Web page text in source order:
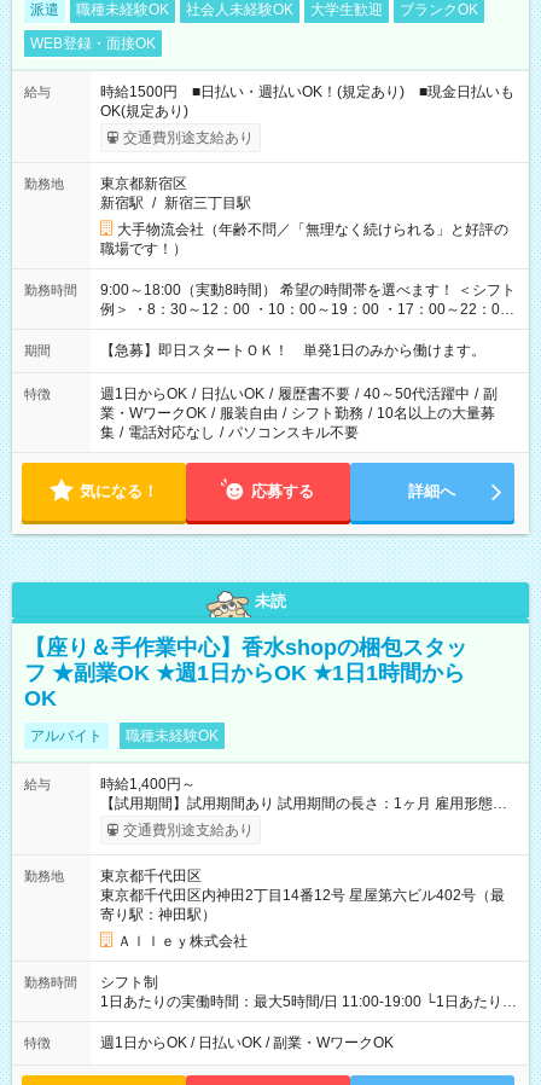
派遣 職種未経験OK 社会人未経験OK 大学生歓迎
ブランクOK
WEB登録・面接OK
給与
時給1500円 ■日払い・週払いOK！(規定あり) ■現金日払いも
OK(規定あり)
交通費別途支給あり
勤務地
東京都新宿区
新宿駅 / 新宿三丁目駅
大手物流会社（年齢不問／「無理なく続けられる」と好評の
職場です！）
勤務時間
9:00～18:00（実動8時間） 希望の時間帯を選べます！ ＜シフト
例＞ ・8：30～12：00 ・10：00～19：00 ・17：00～22：00
・13：00～22：00 ・22：00～翌6：00 など
期間 【急募】即日スタートＯＫ！ 単発1日のみから働けます。
特徴 週1日からOK / 日払いOK / 履歴書不要 / 40～50代活躍中 / 副
業・WワークOK / 服装自由 / シフト勤務 / 10名以上の大量募
集 / 電話対応なし / パソコンスキル不要
気になる！ 応募する 詳細へ
未読
【座り＆手作業中心】香水shopの梱包スタッ
フ ★副業OK ★週1日からOK ★1日1時間から
OK
アルバイト 職種未経験OK
給与
時給1,400円～
【試用期間】試用期間あり 試用期間の長さ：1ヶ月 雇用形態、
給与は本採用時と同じです。
交通費別途支給あり
勤務地
東京都千代田区
東京都千代田区内神田2丁目14番12号 星屋第六ビル402号（最
寄り駅：神田駅）
Ａｌｌｅｙ株式会社
勤務時間
シフト制
1日あたりの実働時間：最大5時間/日 11:00-19:00 └1日あたりの
実働時間：1-5時間 └上記の時間帯内であれば、いつでも勤務可
能！ └平日・土曜日の中で、お好きな曜日でご勤務いただけま
18:00 などのように、自由な働き方が可能なお仕事です！
特徴 週1日からOK / 日払いOK / 副業・WワークOK